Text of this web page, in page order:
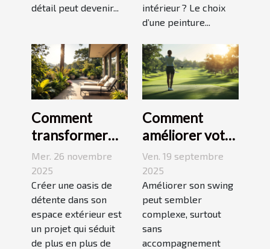
détail peut devenir...
intérieur ? Le choix
d’une peinture...
Comment
transformer
votre espace
extérieur en
oasis de
détente ?
Mer. 26 novembre
2025
Créer une oasis de
détente dans son
espace extérieur est
un projet qui séduit
de plus en plus de
Comment
améliorer votre
swing avec des
leçons en ligne
Ven. 19 septembre
2025
Améliorer son swing
peut sembler
complexe, surtout
sans
accompagnement